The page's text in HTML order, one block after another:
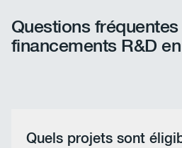
Questions
financements R&D
Quels projets sont